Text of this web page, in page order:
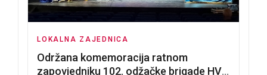
LOKALNA ZAJEDNICA
Održana komemoracija ratnom
zapovjedniku 102. odžačke brigade HVO